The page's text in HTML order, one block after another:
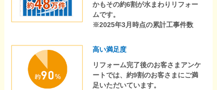
かもその約6割が水まわりリフォー
ムです。
※2025年3月時点の累計工事件数
高い満足度
リフォーム完了後のお客さまアンケ
ートでは、約9割のお客さまにご満
足いただいています。